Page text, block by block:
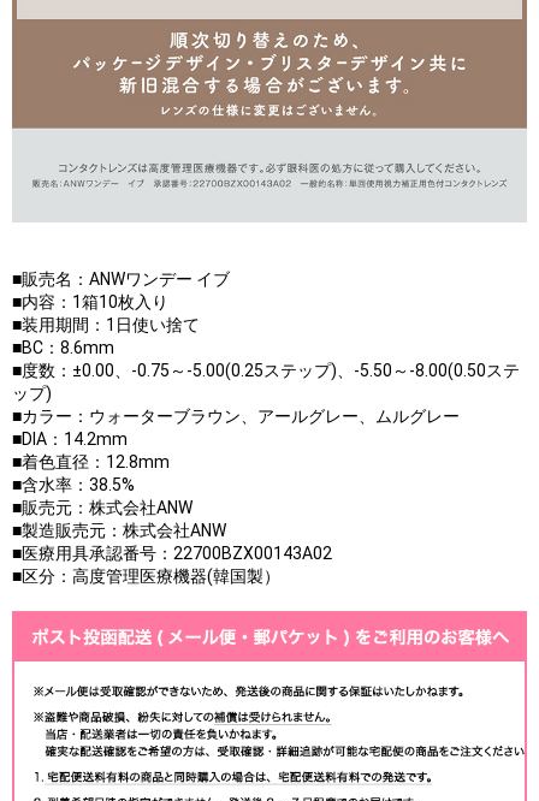
■販売名：ANWワンデー イブ
■内容：1箱10枚入り
■装用期間：1日使い捨て
■BC：8.6mm
■度数：±0.00、-0.75～-5.00(0.25ステップ)、-5.50～-8.00(0.50ステ
ップ)
■カラー：ウォーターブラウン、アールグレー、ムルグレー
■DIA：14.2mm
■着色直径：12.8mm
■含水率：38.5%
■販売元：株式会社ANW
■製造販売元：株式会社ANW
■医療用具承認番号：22700BZX00143A02
■区分：高度管理医療機器(韓国製）